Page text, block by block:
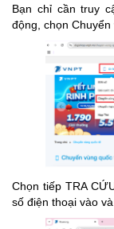
Bạn chỉ cần truy
động, chọn
Chọn tiếp TRA
số điện thoại vào